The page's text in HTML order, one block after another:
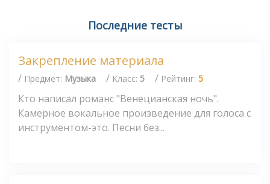
Последние тесты
Закрепление материала
/ Предмет: Музыка / Класс: 5 / Рейтинг: 5
Кто написал романс "Венецианская ночь".
Камерное вокальное произведение для голоса с
инструментом-это. Песни без...